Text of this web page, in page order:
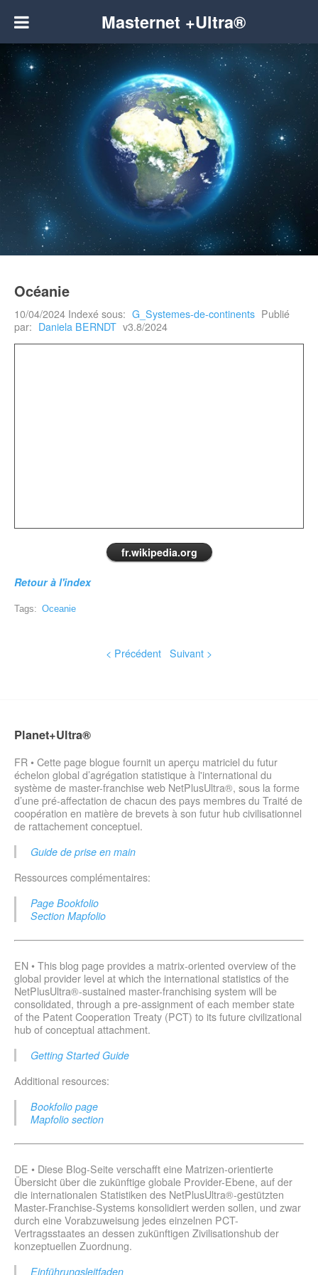
Masternet +Ultra®
Océanie
10/04/2024 Indexé sous: G_Systemes-de-continents Publié
par: Daniela BERNDT v3.8/2024
fr.wikipedia.org
Retour à l'index
Tags: Oceanie
< Précédent Suivant >
Planet+Ultra®
FR • Cette page blogue fournit un aperçu matriciel du futur
échelon global d’agrégation statistique à l'international du
système de master-franchise web NetPlusUltra®, sous la forme
d’une pré-affectation de chacun des pays membres du Traité de
coopération en matière de brevets à son futur hub civilisationnel
de rattachement conceptuel.
Guide de prise en main
Ressources complémentaires:
Page Bookfolio
Section Mapfolio
EN • This blog page provides a matrix-oriented overview of the
global provider level at which the international statistics of the
NetPlusUltra®-sustained master-franchising system will be
consolidated, through a pre-assignment of each member state
of the Patent Cooperation Treaty (PCT) to its future civilizational
hub of conceptual attachment.
Getting Started Guide
Additional resources:
Bookfolio page
Mapfolio section
DE • Diese Blog-Seite verschafft eine Matrizen-orientierte
Übersicht über die zukünftige globale Provider-Ebene, auf der
die internationalen Statistiken des NetPlusUltra®-gestützten
Master-Franchise-Systems konsolidiert werden sollen, und zwar
durch eine Vorabzuweisung jedes einzelnen PCT-
Vertragsstaates an dessen zukünftigen Zivilisationshub der
konzeptuellen Zuordnung.
Einführungsleitfaden